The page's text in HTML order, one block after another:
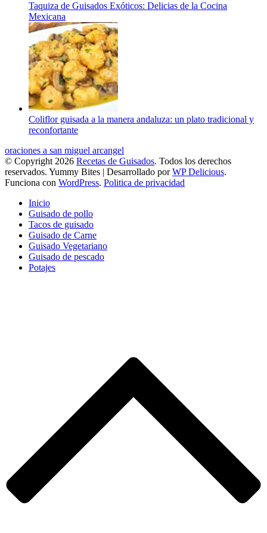
Taquiza de Guisados Exóticos: Delicias de la Cocina
Mexicana
Coliflor guisada a la manera andaluza: un plato tradicional y
reconfortante
oraciones a san miguel arcangel
© Copyright 2026 Recetas de Guisados. Todos los derechos
reservados. Yummy Bites | Desarrollado porWP Delicious.
Funciona con WordPress. Politica de privacidad
Inicio
Guisado de pollo
Tacos de guisado
Guisado de Carne
Guisado Vegetariano
Guisado de pescado
Potajes